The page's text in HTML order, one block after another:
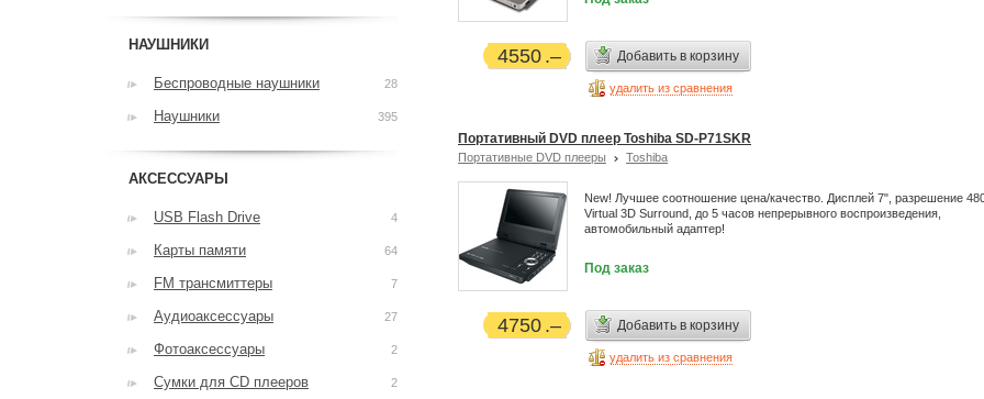
4550 Добавить в корзину
удалить из сравнения
Портативный DVD плеер Toshiba SD-P71SKR
Портативные DVD плееры Toshiba
New! Лучшее соотношение цена/качество. Дисплей 7", разрешение
Virtual 3D Surround, до 5 часов непрерывного воспроизведения,
автомобильный адаптер!
Под заказ
4750 Добавить в корзину
удалить из сравнения
НАУШНИКИ
Беспроводные наушники 28
Наушники 395
АКСЕССУАРЫ
USB Flash Drive 4
Карты памяти 64
FM трансмиттеры 7
Аудиоаксессуары 27
Фотоаксессуары 2
Сумки для CD плееров 2